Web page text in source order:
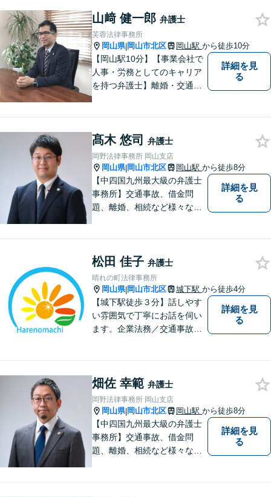
にご相談ください。
山﨑 健一郎 弁護士
芙蓉法律事務所
岡山県|岡山市北区 岡山駅 から徒歩10分
【岡山駅10分】【事業会社で
人事・労務としてのキャリア
を持つ弁護士】離婚・交通事
とお話をうかがうことを心掛
けています。必要に応じ、他
士業と連携して解決を図りま
す。
詳細を見
る
髙木 悠司 弁護士
岡野法律事務所 岡山支店
岡山県|岡山市北区 岡山駅 から徒歩8分
【中四国九州最大級の弁護士
事務所】交通事故、借金問
題、離婚、相続など様々な問
い！
詳細を見
る
松田 佳子 弁護士
晴れの町法律事務所
岡山県|岡山市北区 城下駅 から徒歩4分
【城下駅徒歩３分】話しやす
い雰囲気で丁寧にお話を伺い
ます。企業法務／交通事故／
詳細を見
る
畑佐 幸範 弁護士
岡野法律事務所 岡山支店
岡山県|岡山市北区 岡山駅 から徒歩8分
【中四国九州最大級の弁護士
事務所】交通事故、借金問
題、離婚、相続など様々な問
詳細を見
る